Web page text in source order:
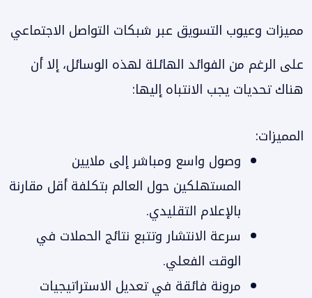
مميزات وعيوب التسويق عبر شبكات التواصل الاجتماعي
على الرغم من الفوائد الهائلة لهذه الوسائل، إلا أن
هناك تحديات يجب الانتباه إليها:
المميزات:
وصول واسع ومباشر إلى ملايين
المستهلكين حول العالم بتكلفة أقل مقارنة
بالإعلام التقليدي.
سرعة الانتشار وتتبع نتائج الحملات في
الوقت الفعلي.
مرونة فائقة في تعديل الاستراتيجيات